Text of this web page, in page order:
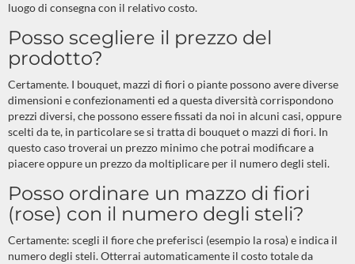
luogo di consegna con il relativo costo.
Posso scegliere il prezzo del
prodotto?
Certamente. I bouquet, mazzi di fiori o piante possono avere diverse
dimensioni e confezionamenti ed a questa diversità corrispondono
prezzi diversi, che possono essere fissati da noi in alcuni casi, oppure
scelti da te, in particolare se si tratta di bouquet o mazzi di fiori. In
questo caso troverai un prezzo minimo che potrai modificare a
piacere oppure un prezzo da moltiplicare per il numero degli steli.
Posso ordinare un mazzo di fiori
(rose) con il numero degli steli?
Certamente: scegli il fiore che preferisci (esempio la rosa) e indica il
numero degli steli. Otterrai automaticamente il costo totale da